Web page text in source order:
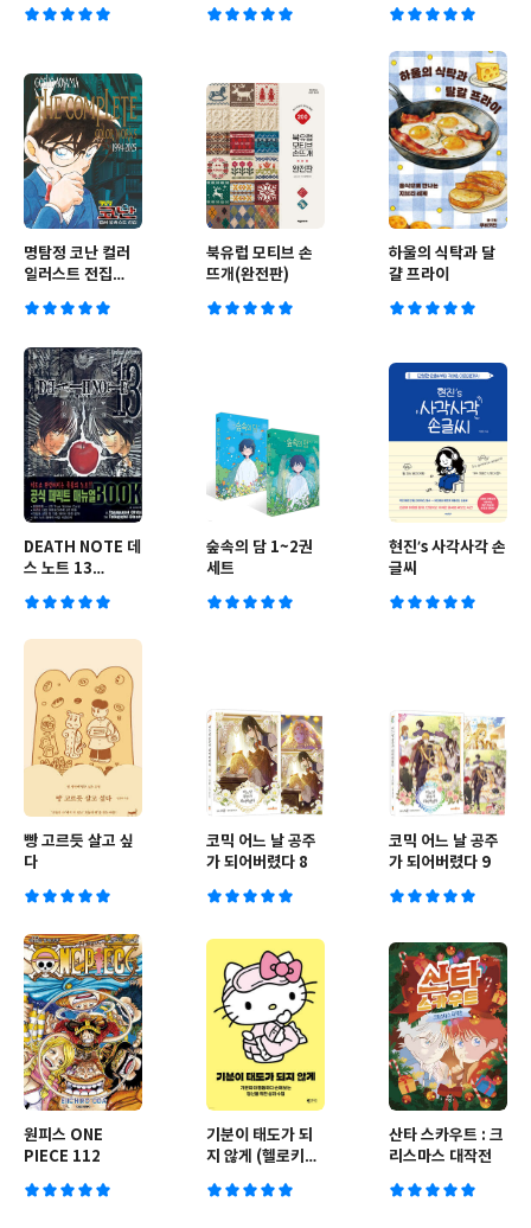
명탐정 코난 컬러
일러스트 전집
북유럽 모티브 손
뜨개(완전판)
하울의 식탁과 달
걀 프라이
DEATH NOTE 데
스 노트 13
HOW TO READ)
숲속의 담 1~2권
세트
현진’s 사각사각 손
글씨
빵 고르듯 살고 싶
다
코믹 어느 날 공주
가 되어버렸다 8
코믹 어느 날 공주
가 되어버렸다 9
원피스 ONE
PIECE 112
기분이 태도가 되
지 않게 (헬로키티
산타 스카우트 : 크
리스마스 대작전